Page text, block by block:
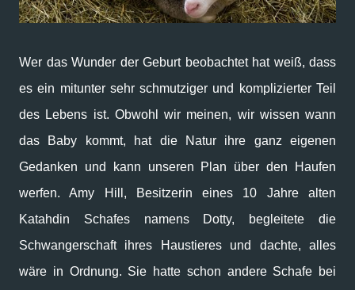
Wer das Wunder der Geburt beobachtet hat weiß, dass
es ein mitunter sehr schmutziger und komplizierter Teil
des Lebens ist. Obwohl wir meinen, wir wissen wann
das Baby kommt, hat die Natur ihre ganz eigenen
Gedanken und kann unseren Plan über den Haufen
werfen. Amy Hill, Besitzerin eines 10 Jahre alten
Katahdin Schafes namens Dotty, begleitete die
Schwangerschaft ihres Haustieres und dachte, alles
wäre in Ordnung. Sie hatte schon andere Schafe bei